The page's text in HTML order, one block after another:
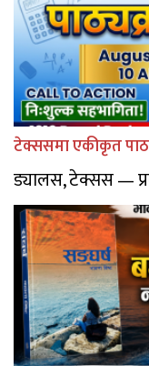
टेक्ससमा एकीकृत
ड्यालस, टेक्सस —